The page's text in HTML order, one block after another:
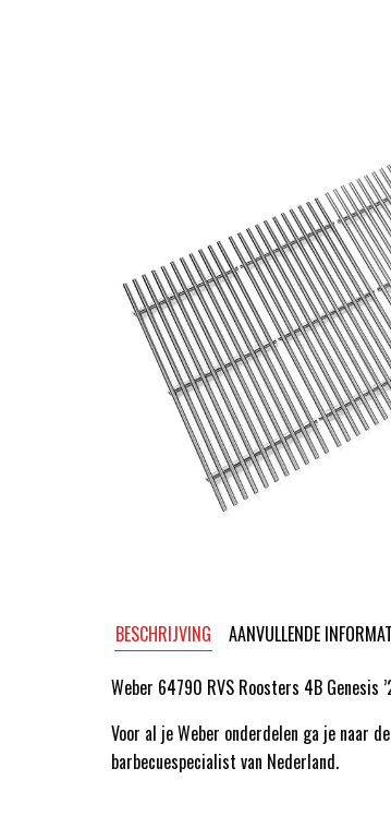
BESCHRIJVING AANVULLENDE
Weber 64790 RVS Roosters 4B Genesis
Voor al je Weber onderdelen ga je naar
barbecuespecialist van Nederland.